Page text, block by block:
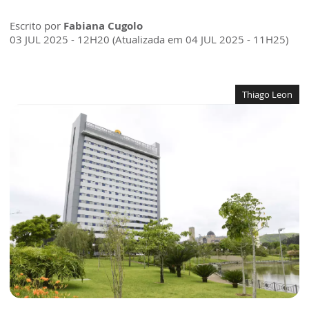
Escrito por Fabiana Cugolo
03 JUL 2025 - 12H20 (Atualizada em 04 JUL 2025 - 11H25)
Thiago Leon